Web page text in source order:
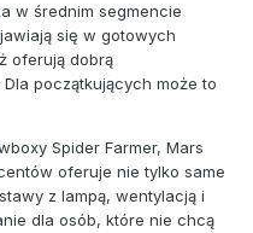
w średnim segmencie
się w gotowych
oferują dobrą
początkujących może to
Spider Farmer, Mars
oferuje nie tylko same
z lampą, wentylacją i
dla osób, które nie chcą